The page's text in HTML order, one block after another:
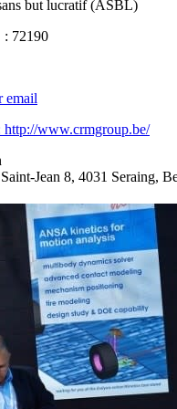
but lucratif (ASBL)
: 72190
email
http://www.crmgroup.be/
Jean 8, 4031 Seraing,